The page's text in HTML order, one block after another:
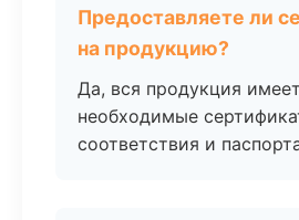
Предоставляете ли
на продукцию?
Да, вся продукция имеет
необходимые
соответствия и